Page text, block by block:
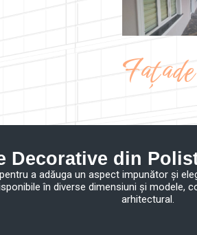
Decorative din
a adăuga un aspect impunător și
în diverse dimensiuni și
arhitectural.